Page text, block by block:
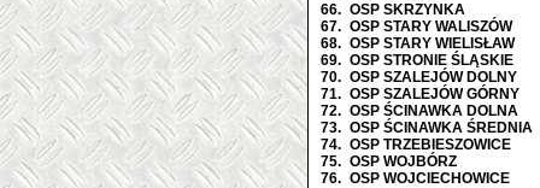
66. OSP SKRZYNKA
67. OSP STARY WALISZÓW
68. OSP STARY WIELISŁAW
69. OSP STRONIE ŚLĄSKIE
70. OSP SZALEJÓW DOLNY
71. OSP SZALEJÓW GÓRNY
72. OSP ŚCINAWKA DOLNA
73. OSP ŚCINAWKA ŚREDNIA
74. OSP TRZEBIESZOWICE
75. OSP WOJBÓRZ
76. OSP WOJCIECHOWICE